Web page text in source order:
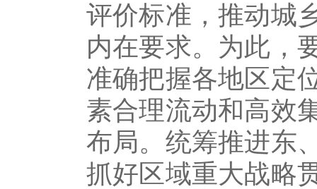
评价标准，推动城
内在要求。为此，
准确把握各地区定
素合理流动和高效
布局。统筹推进东
抓好区域重大战略